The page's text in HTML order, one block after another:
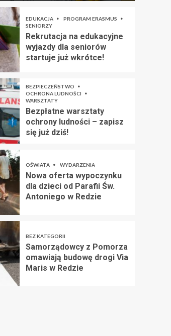
EDUKACJA
PROGRAM ERASMUS
SENIORZY
Rekrutacja na edukacyjne
wyjazdy dla seniorów
startuje już wkrótce!
BEZPIECZEŃSTWO
OCHRONA LUDNOŚCI
WARSZTATY
Bezpłatne warsztaty
ochrony ludności – zapisz
się już dziś!
OŚWIATA WYDARZENIA
Nowa oferta wypoczynku
dla dzieci od Parafii Św.
Antoniego w Redzie
BEZ KATEGORII
Samorządowcy z Pomorza
omawiają budowę drogi Via
Maris w Redzie